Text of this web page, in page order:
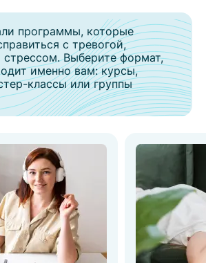
программы, которые
с тревогой,
Выберите формат,
именно вам: курсы,
классы или группы